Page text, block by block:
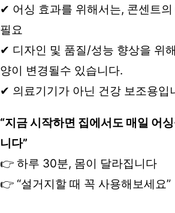
✔ 어싱 효과를 위해서는, 콘센트
필요
✔ 디자인 및 품질/성능 향상을 위
양이 변경될수 있습니다.
✔ 의료기기가 아닌 건강 보조용입
“지금 시작하면 집에서도 매일 어
니다”
👉 하루 30분, 몸이 달라집니다
👉 “설거지할 때 꼭 사용해보세요”